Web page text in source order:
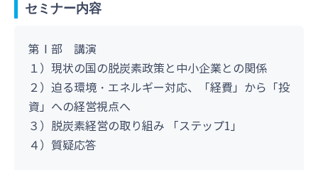
セミナー内容
第Ⅰ部 講演
１）現状の国の脱炭素政策と中小企業との関係
２）迫る環境・エネルギー対応、「経費」から「投
資」への経営視点へ
３）脱炭素経営の取り組み 「ステップ1」
４）質疑応答